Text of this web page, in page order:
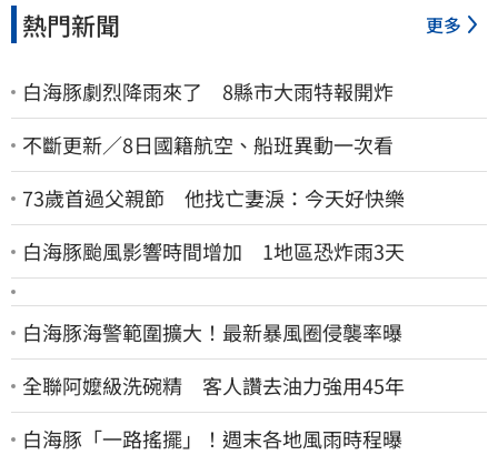
熱門新聞 更多
白海豚劇烈降雨來了 8縣市大雨特報開炸
不斷更新／8日國籍航空、船班異動一次看
73歲首過父親節 他找亡妻淚：今天好快樂
白海豚颱風影響時間增加 1地區恐炸雨3天
白海豚海警範圍擴大！最新暴風圈侵襲率曝
全聯阿嬤級洗碗精 客人讚去油力強用45年
白海豚「一路搖擺」！週末各地風雨時程曝